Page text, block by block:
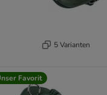
5 Varianten
Favorit